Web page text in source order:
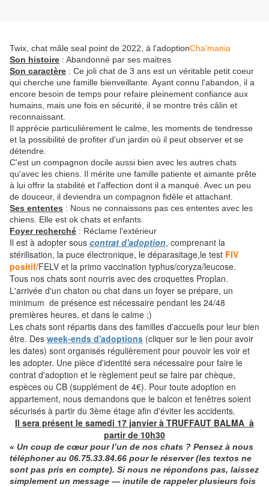
Twix, chat mâle seal point de 2022, à l'adoptionCha'mania
Son histoire : Abandonné par ses maitres
Son caractère : Ce joli chat de 3 ans est un véritable petit coeur
qui cherche une famille bienveillante. Ayant connu l'abandon, il a
encore besoin de temps pour refaire pleinement confiance aux
humains, mais une fois en sécurité, il se montre très câlin et
reconnaissant.
Il apprécie particulièrement le calme, les moments de tendresse
et la possibilité de profiter d'un jardin où il peut observer et se
détendre.
C'est un compagnon docile aussi bien avec les autres chats
qu'avec les chiens. Il mérite une famille patiente et aimante prête
à lui offrir la stabilité et l'affection dont il a manqué. Avec un peu
de douceur, il deviendra un compagnon fidèle et attachant.
Ses ententes : Nous ne connaissons pas ces ententes avec les
chiens. Elle est ok chats et enfants.
Foyer recherché : Réclame l'extérieur
Il est à adopter sous contrat d'adoption, comprenant la
stérilisation, la puce électronique, le déparasitage,le test FIV
positif/FELV et la primo vaccination typhus/coryza/leucose.
Tous nos chats sont nourris avec des croquettes Proplan.
L'arrivée d'un chaton ou chat dans un foyer se prépare, un
minimum de présence est nécessaire pendant les 24/48
premières heures, et dans le calme ;)
Les chats sont répartis dans des familles d'accueils pour leur bien
être. Des week-ends d'adoptions (cliquer sur le lien pour avoir
les dates) sont organisés régulièrement pour pouvoir les voir et
les adopter. Une pièce d'identité sera nécessaire pour faire le
contrat d'adoption et le règlement peut se faire par chèque,
espèces ou CB (supplément de 4€). Pour toute adoption en
appartement, nous demandons que le balcon et fenêtres soient
sécurisés à partir du 3ème étage afin d'éviter les accidents.
Il sera présent le samedi 17 janvier à TRUFFAUT BALMA à
partir de 10h30
« Un coup de cœur pour l’un de nos chats ? Pensez à nous
téléphonerau 06.75.33.84.66 pour le réserver (les textos ne
sont pas pris en compte). Si nous ne répondons pas, laissez
simplement un message — inutile de rappeler plusieurs fois